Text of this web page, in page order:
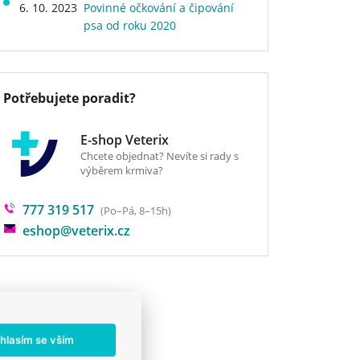
6. 10. 2023 Povinné očkování a čipování
psa od roku 2020
Potřebujete poradit?
E-shop Veterix
Chcete objednat? Nevíte si rady s
výběrem krmiva?
777 319 517 (Po–Pá, 8–15h)
eshop@veterix.cz
se vším